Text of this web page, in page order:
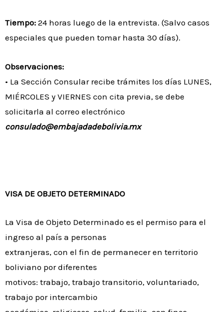
Tiempo: 24 horas luego de la entrevista. (Salvo casos
especiales que pueden tomar hasta 30 días).
Observaciones:
• La Sección Consular recibe trámites los días LUNES,
MIÉRCOLES y VIERNES con cita previa, se debe
solicitarla al correo electrónico
consulado@embajadadebolivia.mx
VISA DE OBJETO DETERMINADO
La Visa de Objeto Determinado es el permiso para el
ingreso al país a personas
extranjeras, con el fin de permanecer en territorio
boliviano por diferentes
motivos: trabajo, trabajo transitorio, voluntariado,
trabajo por intercambio